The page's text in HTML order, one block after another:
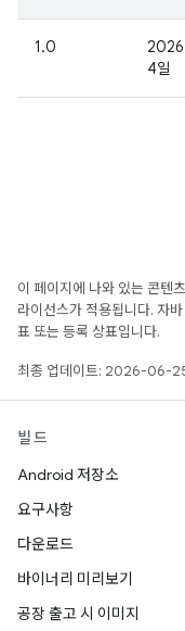
1.0
4일
이 페이지에 나와 있는 콘텐
라이선스가 적용됩니다. 자
표 또는 등록 상표입니다.
최종 업데이트: 2026-06-
빌드
Android 저장소
요구사항
다운로드
바이너리 미리보기
공장 출고 시 이미지